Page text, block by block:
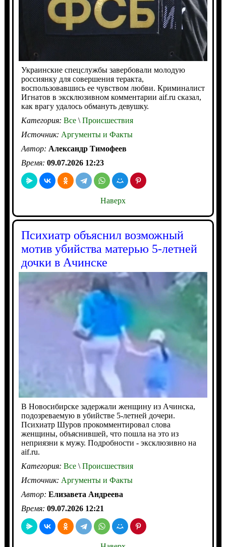
Украинские спецслужбы завербовали молодую
россиянку для совершения теракта,
воспользовавшись ее чувством любви. Криминалист
Игнатов в эксклюзивном комментарии aif.ru сказал,
как врагу удалось обмануть девушку.
Категория: Все\Происшествия
Источник: Аргументы и Факты
Автор: Александр Тимофеев
Время: 09.07.2026 12:23
Наверх
Психиатр объяснил возможный
мотив убийства матерью 5-летней
дочки в Ачинске
В Новосибирске задержали женщину из Ачинска,
подозреваемую в убийстве 5-летней дочери.
Психиатр Шуров прокомментировал слова
женщины, объяснившей, что пошла на это из
неприязни к мужу. Подробности - эксклюзивно на
aif.ru.
Категория: Все\Происшествия
Источник: Аргументы и Факты
Автор: Елизавета Андреева
Время: 09.07.2026 12:21